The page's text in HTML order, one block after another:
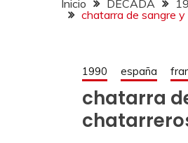
Inicio DÉCADA
chatarra de sangre
1990 españa
chatarra